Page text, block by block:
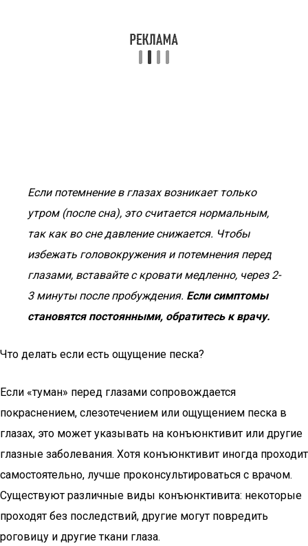
Если потемнение в глазах возникает только
утром (после сна), это считается нормальным,
так как во сне давление снижается. Чтобы
избежать головокружения и потемнения перед
глазами, вставайте с кровати медленно, через 2-
3 минуты после пробуждения. Если симптомы
становятся постоянными, обратитесь к врачу.
Что делать если есть ощущение песка?
Если «туман» перед глазами сопровождается
покраснением, слезотечением или ощущением песка в
глазах, это может указывать на конъюнктивит или другие
глазные заболевания. Хотя конъюнктивит иногда проходит
самостоятельно, лучше проконсультироваться с врачом.
Существуют различные виды конъюнктивита: некоторые
проходят без последствий, другие могут повредить
роговицу и другие ткани глаза.